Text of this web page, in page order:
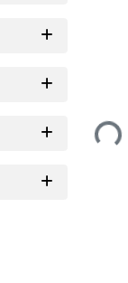
Loading...